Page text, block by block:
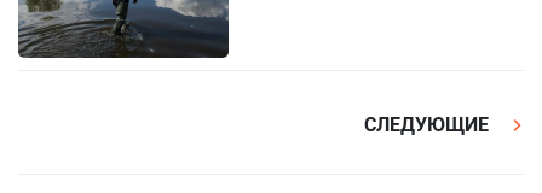
СЛЕДУЮЩИЕ